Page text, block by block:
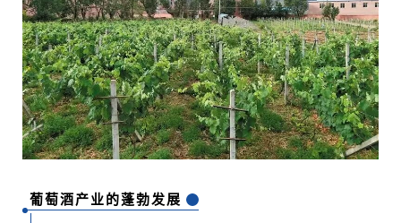
葡萄酒产业的蓬勃发展